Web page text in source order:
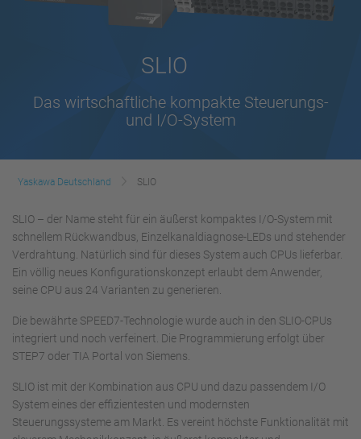
SLIO
Das wirtschaftliche kompakte Steuerungs-
und I/O-System
Yaskawa Deutschland SLIO
SLIO – der Name steht für ein äußerst kompaktes I/O-System mit
schnellem Rückwandbus, Einzelkanaldiagnose-LEDs und stehender
Verdrahtung. Natürlich sind für dieses System auch CPUs lieferbar.
Ein völlig neues Konfigurationskonzept erlaubt dem Anwender,
seine CPU aus 24 Varianten zu generieren.
Die bewährte SPEED7-Technologie wurde auch in den SLIO-CPUs
integriert und noch verfeinert. Die Programmierung erfolgt über
STEP7 oder TIA Portal von Siemens.
SLIO ist mit der Kombination aus CPU und dazu passendem I/O
System eines der effizientesten und modernsten
Steuerungssysteme am Markt. Es vereint höchste Funktionalität mit